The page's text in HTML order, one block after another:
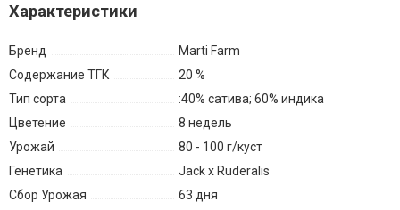
Характеристики
Бренд
Marti Farm
Содержание ТГК
20 %
Тип сорта
:40% сатива; 60% индика
Цветение
8 недель
Урожай
80 - 100 г/куст
Генетика
Jack x Ruderalis
Сбор Урожая
63 дня